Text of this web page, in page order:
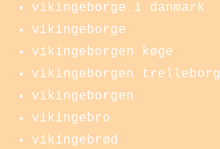
vikingeborge i danmark
vikingeborge
vikingeborgen køge
vikingeborgen trelleborg
vikingeborgen
vikingebro
vikingebrød